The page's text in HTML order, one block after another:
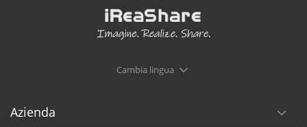
Cambia lingua
Azienda